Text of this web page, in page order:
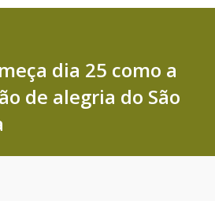
dia 25 como a
de alegria do São